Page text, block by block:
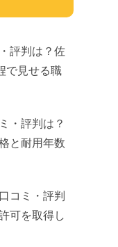
評判は？佐
で見せる職
・評判は？
と耐用年数
コミ・評判
可を取得し